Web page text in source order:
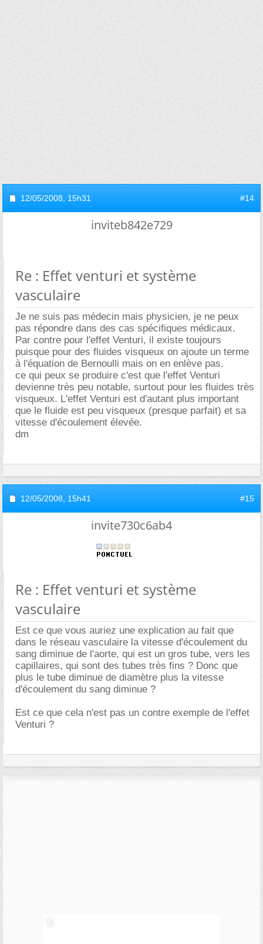
12/05/2008, 15h31 #14
inviteb842e729
Re : Effet venturi et système
vasculaire
Je ne suis pas médecin mais physicien, je ne peux
pas répondre dans des cas spécifiques médicaux.
Par contre pour l'effet Venturi, il existe toujours
puisque pour des fluides visqueux on ajoute un terme
à l'équation de Bernoulli mais on en enlève pas.
ce qui peux se produire c'est que l'effet Venturi
devienne très peu notable, surtout pour les fluides très
visqueux. L'effet Venturi est d'autant plus important
que le fluide est peu visqueux (presque parfait) et sa
vitesse d'écoulement élevée.
dm
12/05/2008, 15h41 #15
invite730c6ab4
Re : Effet venturi et système
vasculaire
Est ce que vous auriez une explication au fait que
dans le réseau vasculaire la vitesse d'écoulement du
sang diminue de l'aorte, qui est un gros tube, vers les
capillaires, qui sont des tubes très fins ? Donc que
plus le tube diminue de diamètre plus la vitesse
d'écoulement du sang diminue ?
Est ce que cela n'est pas un contre exemple de l'effet
Venturi ?